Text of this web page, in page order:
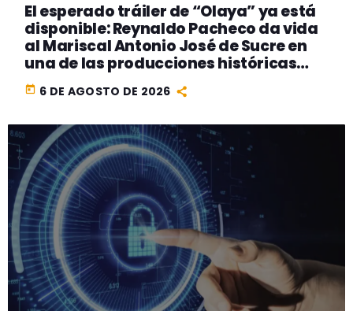
El esperado tráiler de “Olaya” ya está
disponible: Reynaldo Pacheco da vida
al Mariscal Antonio José de Sucre en
una de las producciones históricas
más ambiciosas del cine peruano
today 6 DE AGOSTO DE 2026